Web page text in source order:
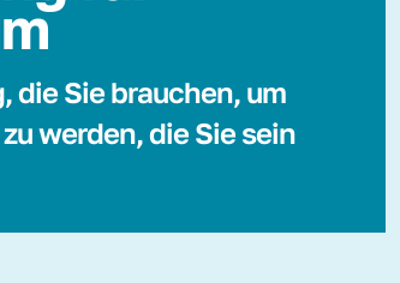
die Sie brauchen, um
werden, die Sie sein